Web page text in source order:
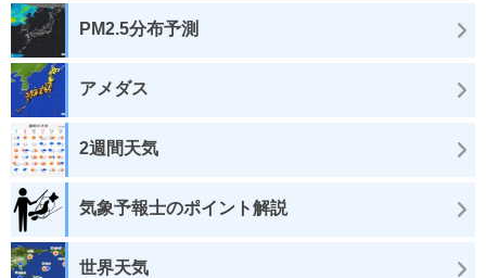
PM2.5分布予測
アメダス
2週間天気
気象予報士のポイント解説
世界天気